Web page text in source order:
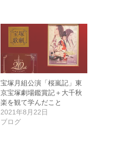
宝塚月組公演「桜嵐記」東
京宝塚劇場鑑賞記＋大千秋
楽を観て学んだこと
2021年8月22日
ブログ